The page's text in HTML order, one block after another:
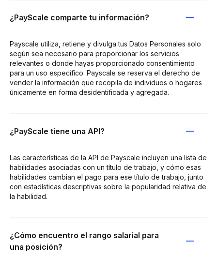
¿PayScale comparte tu información?
Payscale utiliza, retiene y divulga tus Datos Personales solo
según sea necesario para proporcionar los servicios
relevantes o donde hayas proporcionado consentimiento
para un uso específico. Payscale se reserva el derecho de
vender la información que recopila de individuos o hogares
únicamente en forma desidentificada y agregada.
¿PayScale tiene una API?
Las características de la API de Payscale incluyen una lista de
habilidades asociadas con un título de trabajo, y cómo esas
habilidades cambian el pago para ese título de trabajo, junto
con estadísticas descriptivas sobre la popularidad relativa de
la habilidad.
¿Cómo encuentro el rango salarial para
una posición?